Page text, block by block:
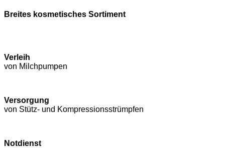
Breites kosmetisches Sortiment
Verleih
von Milchpumpen
Versorgung
von Stütz- und Kompressions­strümpfen
Notdienst